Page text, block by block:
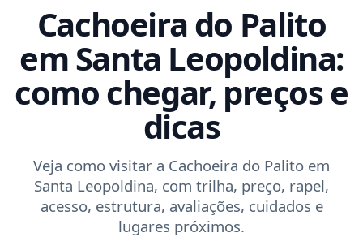
Cachoeira do Palito
em Santa Leopoldina:
como chegar, preços e
dicas
Veja como visitar a Cachoeira do Palito em
Santa Leopoldina, com trilha, preço, rapel,
acesso, estrutura, avaliações, cuidados e
lugares próximos.